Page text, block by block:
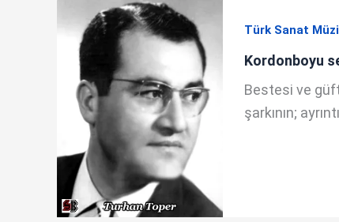
Türk Sanat
Kordonboyu
Bestesi ve
şarkının;